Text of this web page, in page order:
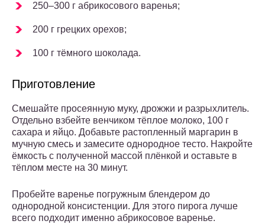
250–300 г абрикосового варенья;
200 г грецких орехов;
100 г тёмного шоколада.
Приготовление
Смешайте просеянную муку, дрожжи и разрыхлитель.
Отдельно взбейте венчиком тёплое молоко, 100 г
сахара и яйцо. Добавьте растопленный маргарин в
мучную смесь и замесите однородное тесто. Накройте
ёмкость с полученной массой плёнкой и оставьте в
тёплом месте на 30 минут.
Пробейте варенье погружным блендером до
однородной консистенции. Для этого пирога лучше
всего подходит именно абрикосовое варенье.